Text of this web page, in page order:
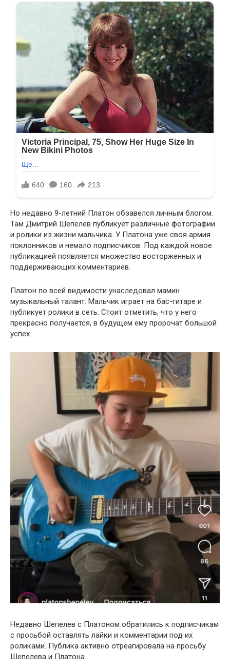
Но недавно 9-летний Платон обзавелся личным блогом.
Там Дмитрий Шепелев публикует различные фотографии
и ролики из жизни мальчика. У Платона уже своя армия
поклонников и немало подписчиков. Под каждой новое
публикацией появляется множество восторженных и
поддерживающих комментариев.
Платон по всей видимости унаследовал мамин
музыкальный талант. Мальчик играет на бас-гитаре и
публикует ролики в сеть. Стоит отметить, что у него
прекрасно получается, в будущем ему пророчат большой
успех.
Недавно Шепелев с Платоном обратились к подписчикам
с просьбой оставлять лайки и комментарии под их
роликами. Публика активно отреагировала на просьбу
Шепелева и Платона.